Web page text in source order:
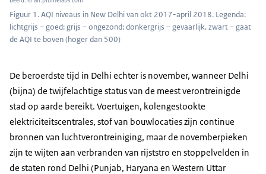
Figuur 1. AQI niveaus in New Delhi van okt 2017-april 2018. Legenda:
lichtgrijs – goed; grijs – ongezond; donkergrijs – gevaarlijk, zwart – gaat
de AQI te boven (hoger dan 500)
De beroerdste tijd in Delhi echter is november, wanneer Delhi
(bijna) de twijfelachtige status van de meest verontreinigde
stad op aarde bereikt. Voertuigen, kolengestookte
elektriciteitscentrales, stof van bouwlocaties zijn continue
bronnen van luchtverontreiniging, maar de novemberpieken
zijn te wijten aan verbranden van rijststro en stoppelvelden in
de staten rond Delhi (Punjab, Haryana en Western Uttar